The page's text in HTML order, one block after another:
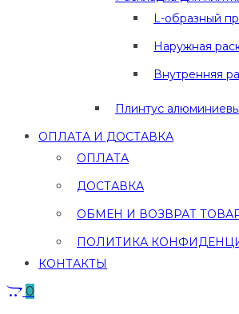
L-образный
Наружная
Внутренняя
Плинтус
ОПЛАТА И ДОСТАВКА
ОПЛАТА
ДОСТАВКА
ОБМЕН И ВОЗВРАТ
ПОЛИТИКА
КОНТАКТЫ
0